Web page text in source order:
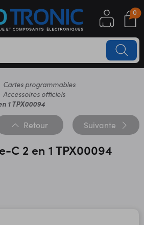
0
Cartes programmables
Accessoires officiels
1 TPX00094
Retour Suivante
C 2 en 1 TPX00094